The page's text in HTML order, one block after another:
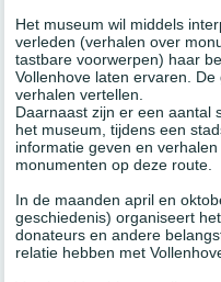
Het museum wil middels
verleden (verhalen over
tastbare voorwerpen) haar
Vollenhove laten ervaren.
verhalen vertellen.
Daarnaast zijn er een aantal
het museum, tijdens een
informatie geven en
monumenten op deze route.
In de maanden april en
geschiedenis) organiseert
donateurs en andere
relatie hebben met